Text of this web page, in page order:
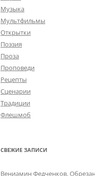
Музыка
Мультфильмы
Открытки
Поэзия
Проза
Проповеди
Рецепты
Сценарии
Традиции
Флешмоб
СВЕЖИЕ ЗАПИСИ
Вениамин Федченков.